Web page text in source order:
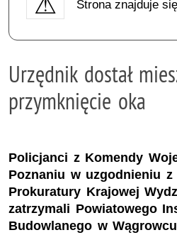
Strona znajduje
Urzędnik dostał
przymknięcie oka
Policjanci z Komendy
Poznaniu w uzgodnieniu
Prokuratury Krajowej
zatrzymali Powiatowego
Budowlanego w